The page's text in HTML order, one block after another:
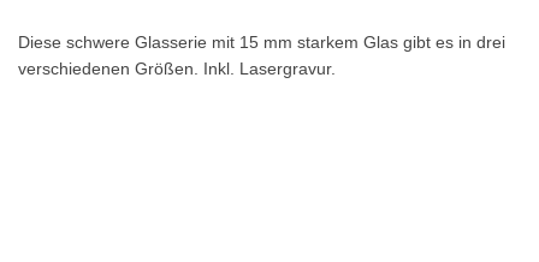
Diese schwere Glasserie mit 15 mm starkem Glas gibt es in drei
verschiedenen Größen. Inkl. Lasergravur.